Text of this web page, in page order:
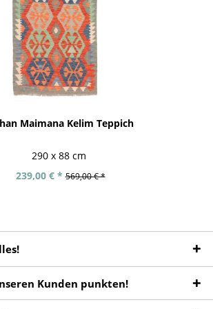
Maimana Kelim Teppich
290 x 88 cm
239,00 € * 569,00 € *
Kunden punkten!